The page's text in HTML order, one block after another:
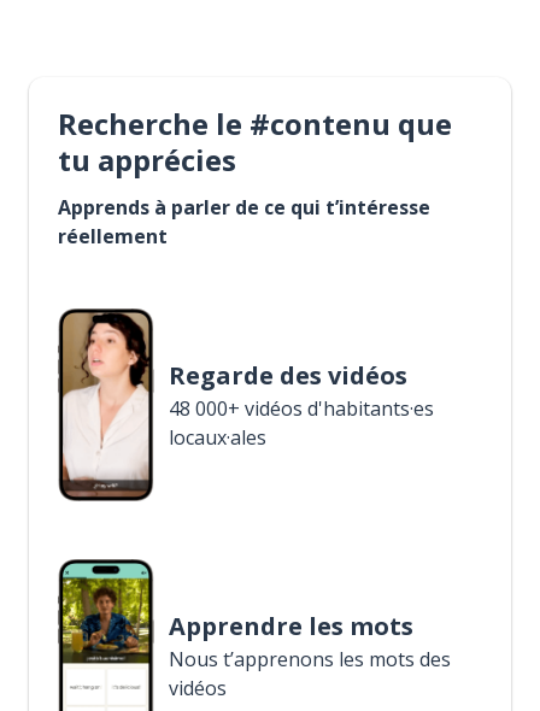
Recherche le #contenu que
tu apprécies
Apprends à parler de ce qui t’intéresse
réellement
Regarde des vidéos
48 000+ vidéos d'habitants·es
locaux·ales
Apprendre les mots
Nous t’apprenons les mots des
vidéos